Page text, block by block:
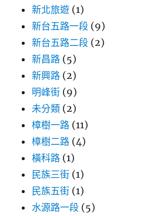
新北旅遊 (1)
新台五路一段 (9)
新台五路二段 (2)
新昌路 (5)
新興路 (2)
明峰街 (9)
未分類 (2)
樟樹一路 (11)
樟樹二路 (4)
橫科路 (1)
民族三街 (1)
民族五街 (1)
水源路一段 (5)